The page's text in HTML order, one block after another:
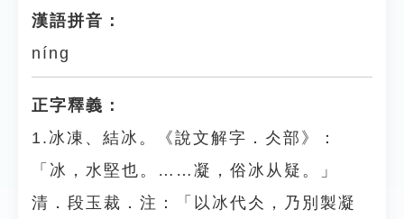
漢語拼音：
níng
正字釋義：
1.冰凍、結冰。《說文解字．仌部》：
「冰，水堅也。……凝，俗冰从疑。」
清．段玉裁．注：「以冰代仌，乃別製凝